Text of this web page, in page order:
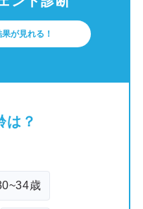
が見れる！
は？
歳